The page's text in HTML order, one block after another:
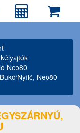
Neo80
Nyíló, Neo80